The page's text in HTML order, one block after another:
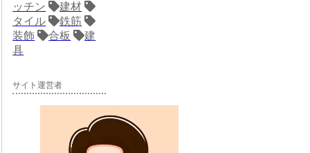
ッチン
建材
タイル
鉄筋
装飾
合板
建
具
サイト運営者